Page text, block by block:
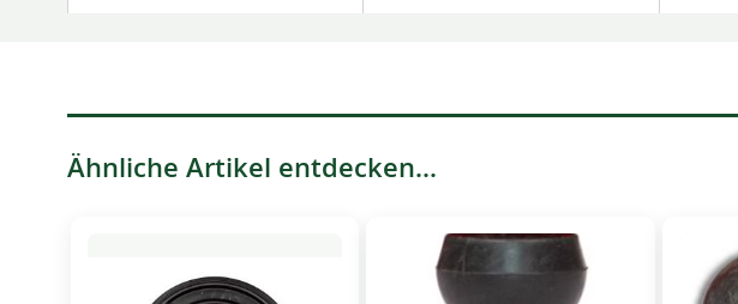
Ähnliche Artikel entdecken...